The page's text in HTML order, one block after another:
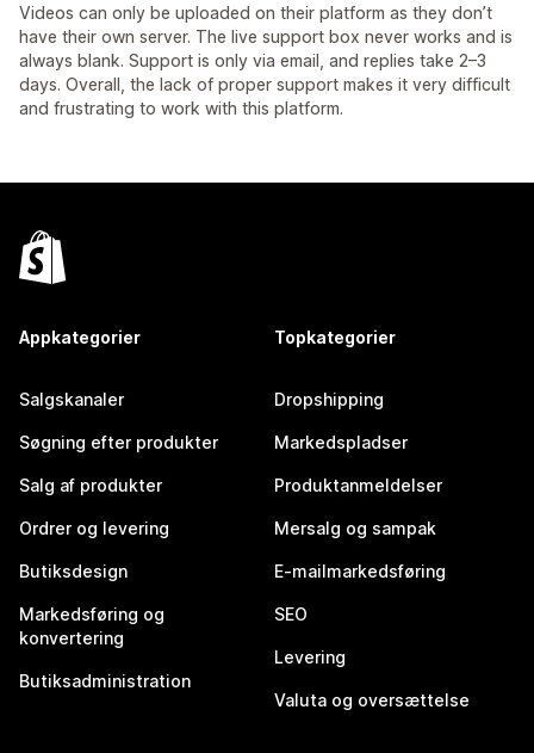
Videos can only be uploaded on their platform as they don’t
have their own server. The live support box never works and is
always blank. Support is only via email, and replies take 2–3
days. Overall, the lack of proper support makes it very difficult
and frustrating to work with this platform.
Appkategorier
Salgskanaler
Søgning efter produkter
Salg af produkter
Ordrer og levering
Butiksdesign
Markedsføring og
konvertering
Butiksadministration
Topkategorier
Dropshipping
Markedspladser
Produktanmeldelser
Mersalg og sampak
E-mailmarkedsføring
SEO
Levering
Valuta og oversættelse